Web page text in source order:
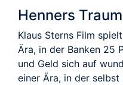
Henners Traum
Klaus Sterns Film
Ära, in der Banken 25
und Geld sich auf
einer Ära, in der